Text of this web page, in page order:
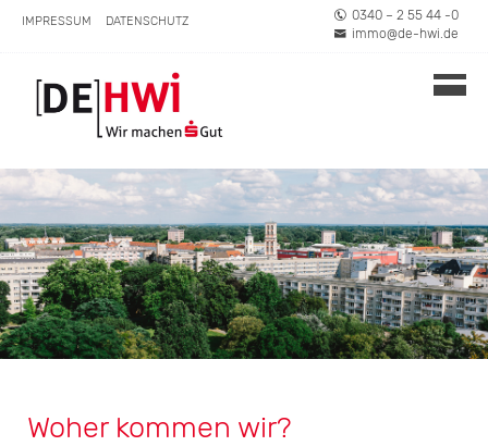
IMPRESSUM DATENSCHUTZ
0340 – 2 55 44 -0
immo@de-hwi.de
Woher kommen wir?